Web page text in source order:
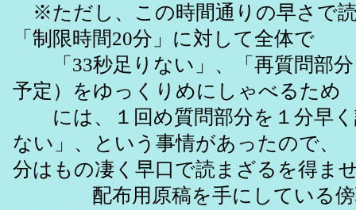
※ただし、この時間通りの早さで
「制限時間20分」に対して全体で
「33秒足りない」、「再質問部分
予定）をゆっくりめにしゃべるため
には、１回め質問部分を１分早く
ない」、という事情があったので
分はもの凄く早口で読まざるを得ま
配布用原稿を手にしている傍